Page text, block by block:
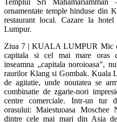
Templul Sri
ornamentate temple hinduse din
restaurant local. Cazare la
Lumpur.
Ziua 7 | KUALA LUMPUR Mic
capitala si cel mai mare oras
inseamna „capitala noroioasa”,
raurilor Klang si Gombak. Kuala
de agitatie, unde noutatea se
combinatie de zgarie-nori
centre comerciale. Intr-un tur
orasului: Maiestuoasa
dintre cele mai mari din Asia